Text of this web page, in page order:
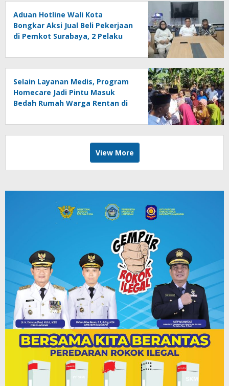
Aduan Hotline Wali Kota
Bongkar Aksi Jual Beli Pekerjaan
di Pemkot Surabaya, 2 Pelaku
Selain Layanan Medis, Program
Homecare Jadi Pintu Masuk
Bedah Rumah Warga Rentan di
View More